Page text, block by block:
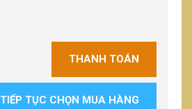
THANH TOÁN
TIẾP TỤC CHỌN MUA HÀNG